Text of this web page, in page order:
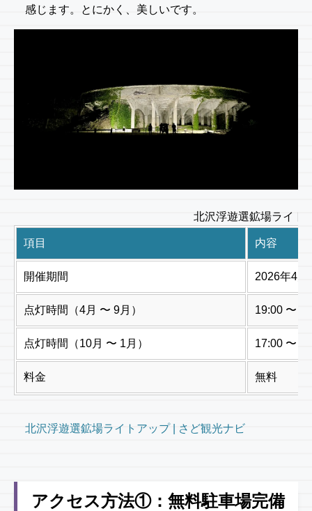
感じます。とにかく、美しいです。
北沢浮遊選鉱場ライト
項目 内容
開催期間 2026年4月
点灯時間（4月 〜 9月） 19:00 〜
点灯時間（10月 〜 1月） 17:00 〜
料金 無料
北沢浮遊選鉱場ライトアップ | さど観光ナビ
アクセス方法①：無料駐車場完備